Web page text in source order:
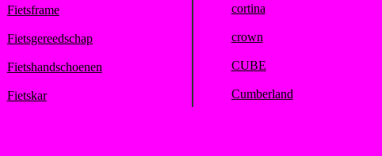
Fietsframe
Fietsgereedschap
Fietshandschoenen
Fietskar
cortina
crown
CUBE
Cumberland